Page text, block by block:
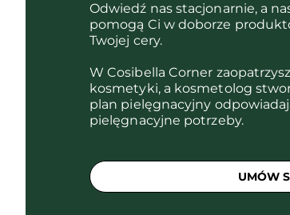
Odwiedź nas stacjonarnie, a
pomogą Ci w doborze
Twojej cery.
W Cosibella Corner
kosmetyki, a kosmetolog
plan pielęgnacyjny
pielęgnacyjne potrzeby.
UMÓW